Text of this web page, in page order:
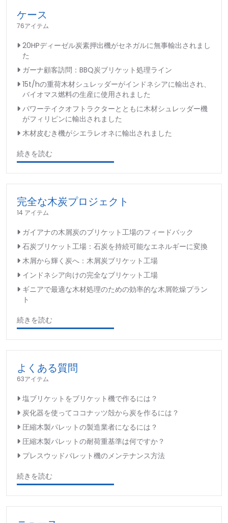
ケース
76アイテム
20HPディーゼル炭素押出機がセネガルに無事輸出されまし
た
ガーナ顧客訪問：BBQ炭ブリケット処理ライン
15t/hの重荷木材シュレッダーがインドネシアに輸出され、
バイオマス燃料の生産に使用されました
パワーテイクオフトラクターとともに木材シュレッダー機
がフィリピンに輸出されました
木材皮むき機がシエラレオネに輸出されました
続きを読む
完全な木炭プロジェクト
14 アイテム
ガイアナの木屑炭のブリケット工場のフィードバック
石炭ブリケット工場：石炭を持続可能なエネルギーに変換
木屑から輝く炭へ：木屑炭ブリケット工場
インドネシア向けの完全なブリケット工場
ギニアで最適な木材処理のための効率的な木屑乾燥プラン
ト
続きを読む
よくある質問
63アイテム
塩ブリケットをブリケット機で作るには？
炭化器を使ってココナッツ殻から炭を作るには？
圧縮木製パレットの製造業者になるには？
圧縮木製パレットの耐荷重基準は何ですか？
プレスウッドパレット機のメンテナンス方法
続きを読む